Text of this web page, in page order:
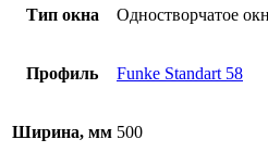
Тип окна Одностворчатое
Профиль Funke Standart 58
Ширина, мм 500